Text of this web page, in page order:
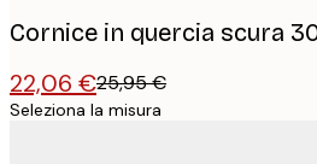
Cornice in quercia scura
22,06 €25,95 €
Seleziona la misura